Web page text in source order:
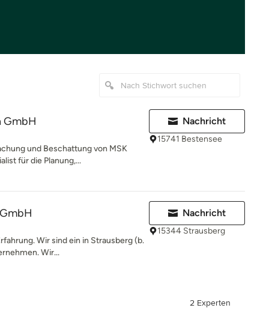
GmbH
und Beschattung von MSK
für die Planung,...
Nachricht
15741 Bestensee
Wir sind ein in Strausberg (b.
Wir...
Nachricht
15344 Strausberg
2 Experten